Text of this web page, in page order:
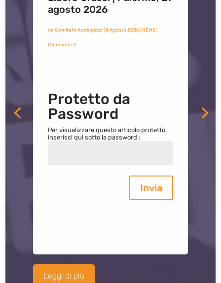
agosto 2026
da Comitato Addiopizzo| 8 Agosto 2026| NEWS|
Commenti 0
Protetto da
Password
Per visualizzare questo articolo protetto,
inserisci qui sotto la password :
Invia
Leggi di più